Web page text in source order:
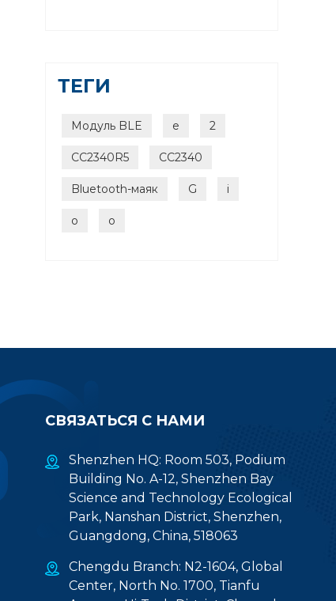
ТЕГИ
Модуль BLE e 2
CC2340R5 CC2340
Bluetooth-маяк G i
o o
СВЯЗАТЬСЯ С НАМИ
Shenzhen HQ: Room 503, Podium
Building No. A-12, Shenzhen Bay
Science and Technology Ecological
Park, Nanshan District, Shenzhen,
Guangdong, China, 518063
Chengdu Branch: N2-1604, Global
Center, North No. 1700, Tianfu